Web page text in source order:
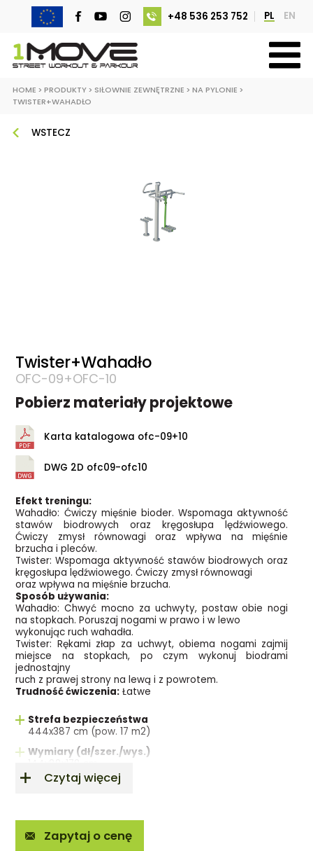
+48 536 253 752 PL EN
HOME > PRODUKTY> SIŁOWNIE ZEWNĘTRZNE > NA PYLONIE >
TWISTER+WAHADŁO
WSTECZ
Twister+Wahadło
OFC-09+OFC-10
Pobierz materiały projektowe
Karta katalogowa ofc-09+10
DWG 2D ofc09-ofc10
Efekt treningu:
Wahadło: Ćwiczy mięśnie bioder. Wspomaga aktywność
stawów biodrowych oraz kręgosłupa lędźwiowego.
Ćwiczy zmysł równowagi oraz wpływa na mięśnie
brzucha i pleców.
Twister: Wspomaga aktywność stawów biodrowych oraz
kręgosłupa lędźwiowego. Ćwiczy zmysł równowagi
oraz wpływa na mięśnie brzucha.
Sposób używania:
Wahadło: Chwyć mocno za uchwyty, postaw obie nogi
na stopkach. Poruszaj nogami w prawo i w lewo
wykonując ruch wahadła.
Twister: Rękami złap za uchwyt, obiema nogami zajmij
miejsce na stopkach, po czym wykonuj biodrami
jednostajny
ruch z prawej strony na lewą i z powrotem.
Trudność ćwiczenia: Łatwe
Strefa bezpieczeństwa
444x387 cm (pow. 17 m2)
Wymiary (dł/szer./wys.)
Partie ciała
Czytaj więcej
Zapytaj o cenę